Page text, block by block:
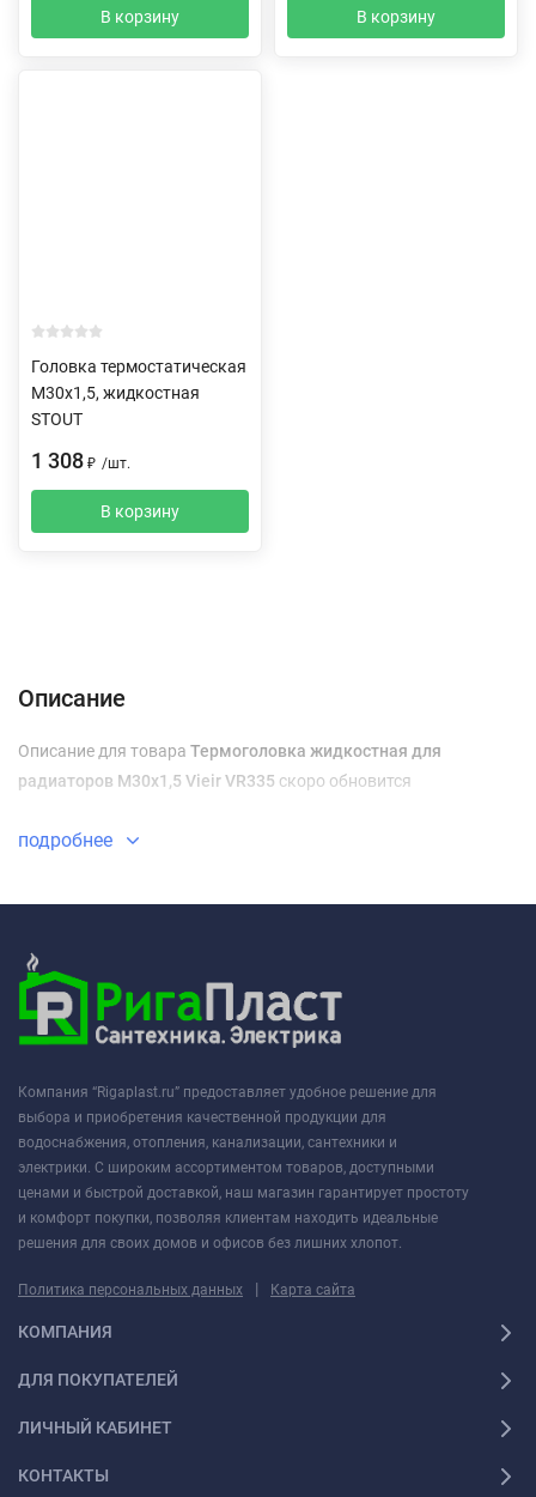
В корзину В корзину
Головка термостатическая
M30х1,5, жидкостная
STOUT
1 308 ₽ /шт.
В корзину
Описание
Описание для товара Термоголовка жидкостная для
радиаторов M30x1,5 Vieir VR335 скоро обновится
подробнее
Компания “Rigaplast.ru” предоставляет удобное решение для
выбора и приобретения качественной продукции для
водоснабжения, отопления, канализации, сантехники и
электрики. С широким ассортиментом товаров, доступными
ценами и быстрой доставкой, наш магазин гарантирует простоту
и комфорт покупки, позволяя клиентам находить идеальные
решения для своих домов и офисов без лишних хлопот.
Политика персональных данных | Карта сайта
КОМПАНИЯ
ДЛЯ ПОКУПАТЕЛЕЙ
ЛИЧНЫЙ КАБИНЕТ
КОНТАКТЫ